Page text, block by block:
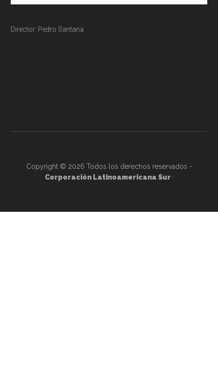
Director: Pedro Santana
Copyright © 2026 Todos los derechos reservados -
Corporación Latinoamericana Sur ·